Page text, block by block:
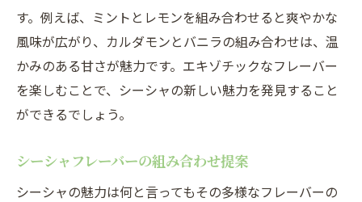
す。例えば、ミントとレモンを組み合わせると爽やかな
風味が広がり、カルダモンとバニラの組み合わせは、温
かみのある甘さが魅力です。エキゾチックなフレーバー
を楽しむことで、シーシャの新しい魅力を発見すること
ができるでしょう。
シーシャフレーバーの組み合わせ提案
シーシャの魅力は何と言ってもその多様なフレーバーの